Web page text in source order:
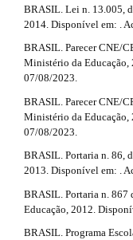
d
e
t
a
i
l
s
#
#
BRASIL. Lei n. 13.005,
2014. Disponível em: .
BRASIL. Parecer CNE/
Ministério da Educação,
07/08/2023.
BRASIL. Parecer CNE/
Ministério da Educação,
07/08/2023.
BRASIL. Portaria n. 86,
2013. Disponível em: .
BRASIL. Portaria n.
Educação, 2012.
BRASIL. Programa